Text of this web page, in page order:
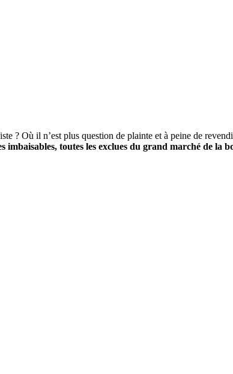
? Où il n’est plus question de plainte et à peine de
imbaisables, toutes les exclues du grand marché de